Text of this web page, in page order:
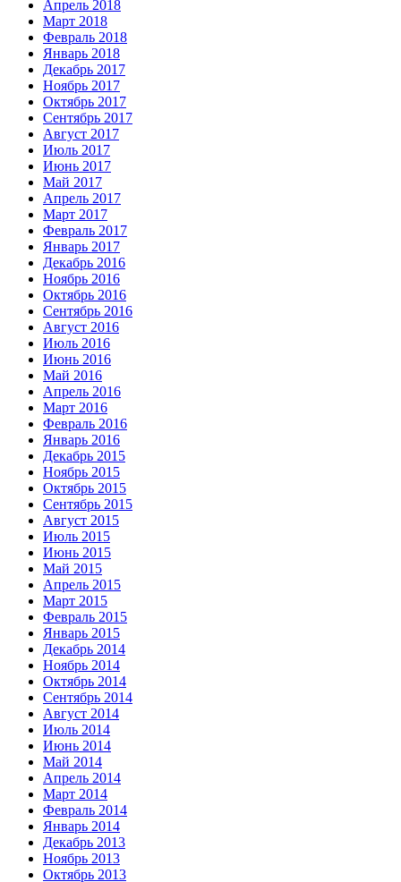
Апрель 2018
Март 2018
Февраль 2018
Январь 2018
Декабрь 2017
Ноябрь 2017
Октябрь 2017
Сентябрь 2017
Август 2017
Июль 2017
Июнь 2017
Май 2017
Апрель 2017
Март 2017
Февраль 2017
Январь 2017
Декабрь 2016
Ноябрь 2016
Октябрь 2016
Сентябрь 2016
Август 2016
Июль 2016
Июнь 2016
Май 2016
Апрель 2016
Март 2016
Февраль 2016
Январь 2016
Декабрь 2015
Ноябрь 2015
Октябрь 2015
Сентябрь 2015
Август 2015
Июль 2015
Июнь 2015
Май 2015
Апрель 2015
Март 2015
Февраль 2015
Январь 2015
Декабрь 2014
Ноябрь 2014
Октябрь 2014
Сентябрь 2014
Август 2014
Июль 2014
Июнь 2014
Май 2014
Апрель 2014
Март 2014
Февраль 2014
Январь 2014
Декабрь 2013
Ноябрь 2013
Октябрь 2013